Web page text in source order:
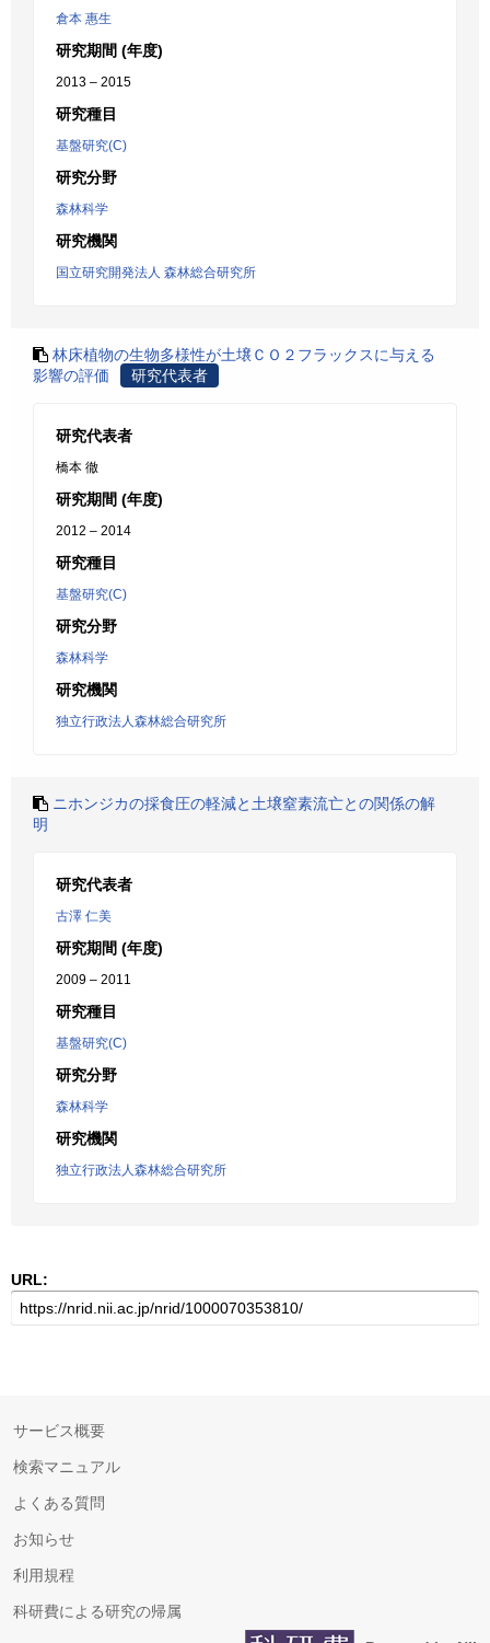
倉本 惠生
研究期間 (年度)
2013 – 2015
研究種目
基盤研究(C)
研究分野
森林科学
研究機関
国立研究開発法人 森林総合研究所
林床植物の生物多様性が土壌ＣＯ２フラックスに与える
影響の評価
研究代表者
研究代表者
橋本 徹
研究期間 (年度)
2012 – 2014
研究種目
基盤研究(C)
研究分野
森林科学
研究機関
独立行政法人森林総合研究所
ニホンジカの採食圧の軽減と土壌窒素流亡との関係の解
明
研究代表者
古澤 仁美
研究期間 (年度)
2009 – 2011
研究種目
基盤研究(C)
研究分野
森林科学
研究機関
独立行政法人森林総合研究所
URL:
サービス概要
検索マニュアル
よくある質問
お知らせ
利用規程
科研費による研究の帰属